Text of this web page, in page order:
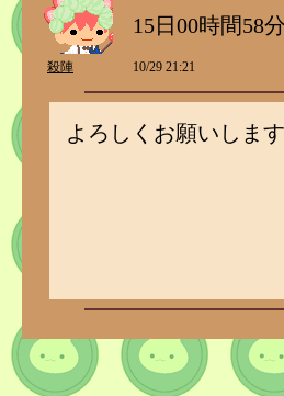
15日00時間58
殺陣 10/29 21:21
よろしくお願いします